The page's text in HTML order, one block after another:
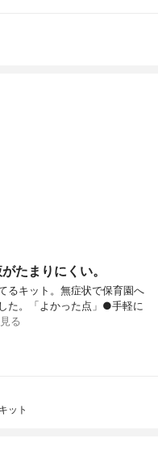
たまりにくい。
るキット。無症状で保育園へ
た。「よかった点」●手軽に
る
ット